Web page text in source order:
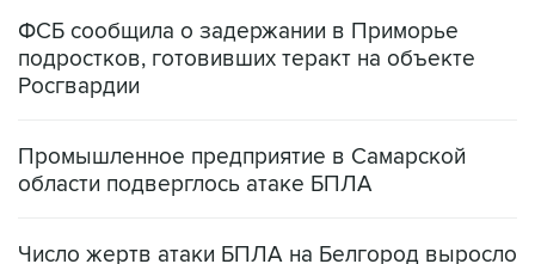
Росгвардии
Промышленное предприятие в Самарской
Число жертв атаки БПЛА на Белгород выросло